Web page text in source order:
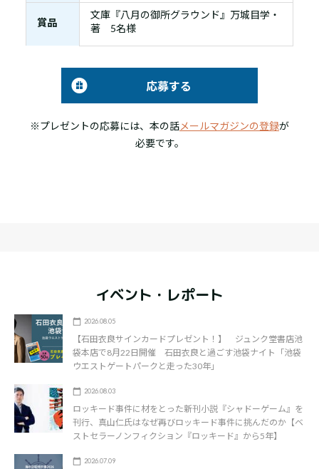
賞品
文庫『八月の御所グラウンド』万城目学・
著 5名様
応募する
※プレゼントの応募には、本の話メールマガジンの登録が
必要です。
イベント・レポート
2026.08.05
【石田衣良サインカードプレゼント！】 ジュンク堂書店池
袋本店で8月22日開催 石田衣良と過ごす池袋ナイト「池袋
ウエストゲートパークと走った30年」
2026.08.03
ロッキード事件に材をとった新刊小説『シャドーゲーム』を
刊行、真山仁氏はなぜ再びロッキード事件に挑んだのか【ベ
ストセラーノンフィクション『ロッキード』から5年】
2026.07.09